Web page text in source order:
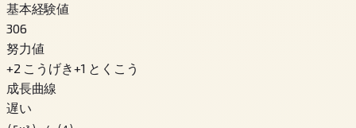
基本経験値
306
努力値
+2 こうげき+1 とくこう
成長曲線
遅い